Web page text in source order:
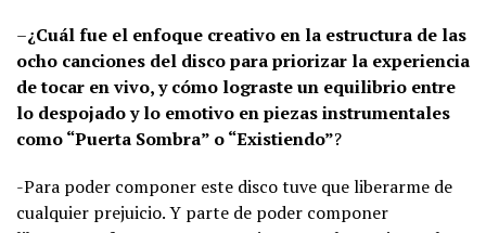
–¿Cuál fue el enfoque creativo en la estructura de las
ocho canciones del disco para priorizar la experiencia
de tocar en vivo, y cómo lograste un equilibrio entre
lo despojado y lo emotivo en piezas instrumentales
como “Puerta Sombra” o “Existiendo”?
-Para poder componer este disco tuve que liberarme de
cualquier prejuicio. Y parte de poder componer